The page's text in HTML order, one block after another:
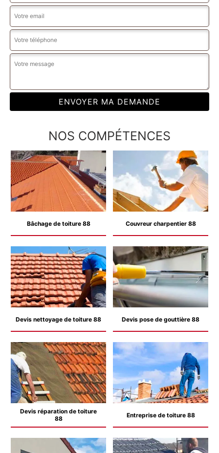
NOS COMPÉTENCES
Bâchage de toiture 88 Couvreur charpentier 88
Devis nettoyage de toiture 88 Devis pose de gouttière 88
Devis réparation de toiture
88
Entreprise de toiture 88